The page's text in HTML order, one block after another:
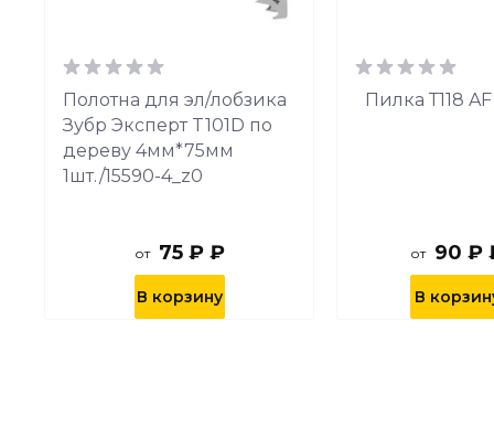
Полотна для эл/лобзика
Зубр Эксперт T101D по
дереву 4мм*75мм
1шт./15590-4_z0
от 75 ₽ ₽
В корзину
Пилка Т118
от 90 ₽
В